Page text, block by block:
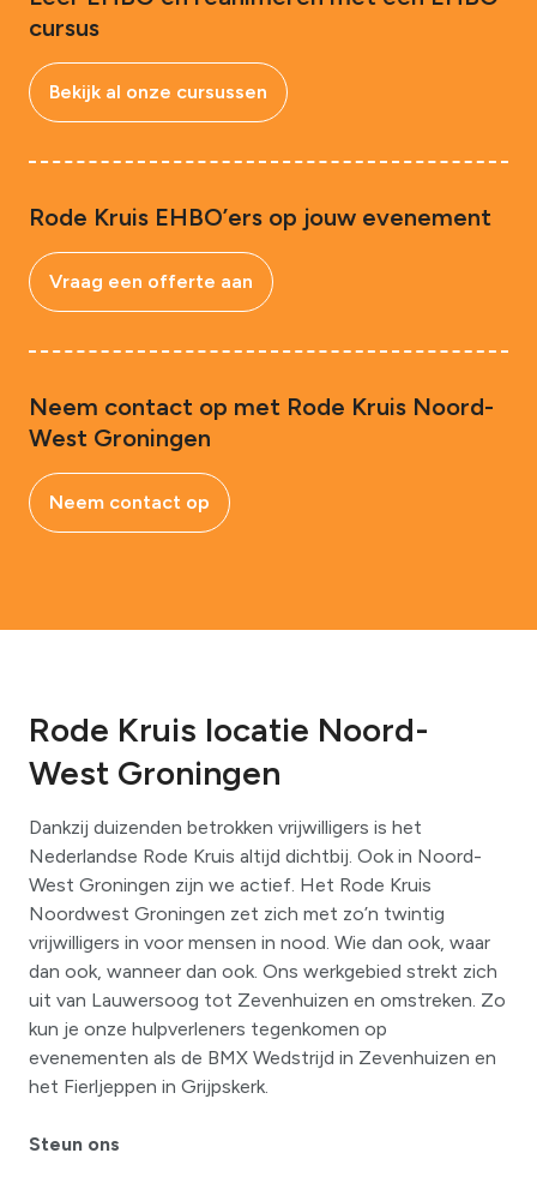
cursus
Bekijk al onze cursussen
Rode Kruis EHBO’ers op jouw evenement
Vraag een offerte aan
Neem contact op met Rode Kruis Noord-
West Groningen
Neem contact op
Rode Kruis locatie Noord-
West Groningen
Dankzij duizenden betrokken vrijwilligers is het
Nederlandse Rode Kruis altijd dichtbij. Ook in Noord-
West Groningen zijn we actief. Het Rode Kruis
Noordwest Groningen zet zich met zo’n twintig
vrijwilligers in voor mensen in nood. Wie dan ook, waar
dan ook, wanneer dan ook. Ons werkgebied strekt zich
uit van Lauwersoog tot Zevenhuizen en omstreken. Zo
kun je onze hulpverleners tegenkomen op
evenementen als de BMX Wedstrijd in Zevenhuizen en
het Fierljeppen in Grijpskerk.
Steun ons